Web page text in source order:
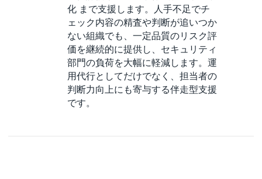
化 まで支援します。人手不足でチ
ェック内容の精査や判断が追いつか
ない組織でも、一定品質のリスク評
価を継続的に提供し、セキュリティ
部門の負荷を大幅に軽減します。運
用代行としてだけでなく、担当者の
判断力向上にも寄与する伴走型支援
です。